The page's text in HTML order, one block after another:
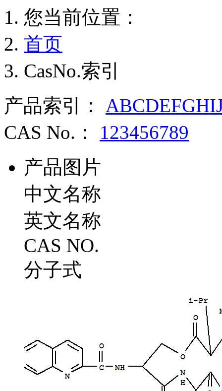
您当前位置：
首页
CasNo.索引
产品索引： ABCDEFGHI
CAS No.： 123456789
产品图片
中文名称
英文名称
CAS NO.
分子式